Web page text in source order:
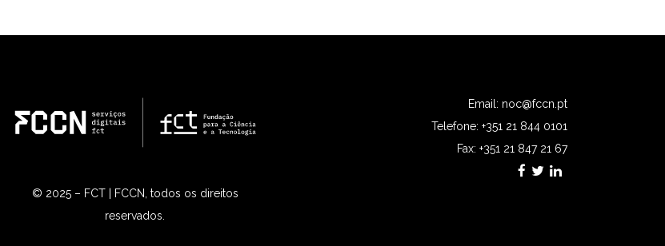
© 2025 – FCT | FCCN, todos os direitos
reservados.
Email: noc@fccn.pt
Telefone: +351 21 844 0101
Fax: +351 21 847 21 67